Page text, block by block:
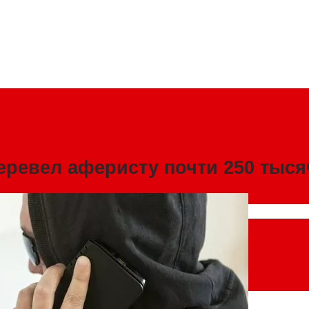
аферисту почти 250